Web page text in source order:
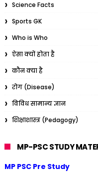
Science Facts
Sports GK
Who is Who
ऐसा क्यों होता है
कौन क्या है
रोग (Disease)
विविध सामान्य ज्ञान
शिक्षाशास्त्र (Pedagogy)
MP-PSC STUDY
MP PSC Pre Study